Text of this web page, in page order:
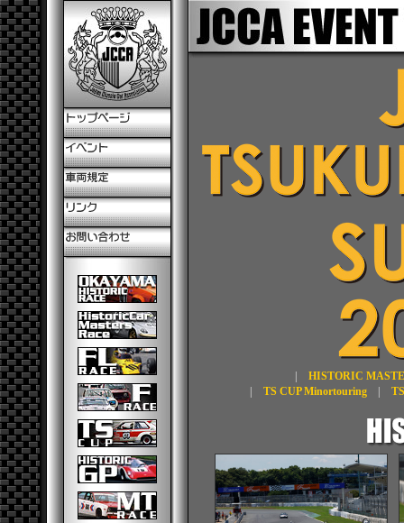
HISTORIC
TS CUP Minortouring|